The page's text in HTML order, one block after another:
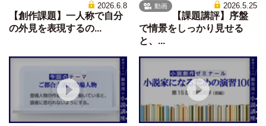
2026.6.8
【創作課題】一人称で自分
の外見を表現するの...
動画 2026.5.25
【課題講評】序盤
で情景をしっかり見せる
と、...